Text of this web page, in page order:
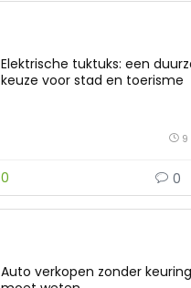
Elektrische tuktuks: een
keuze voor stad en toerisme
0 0
Auto verkopen zonder